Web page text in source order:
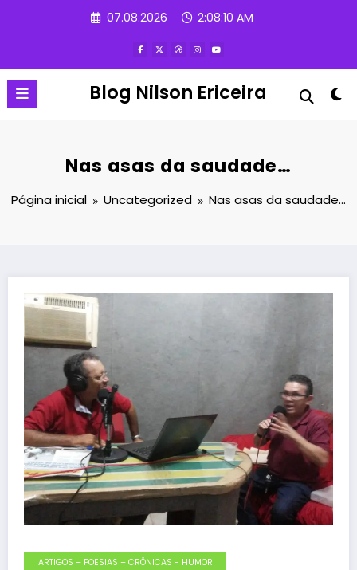
07.08.2026 2:08:11 AM
Blog Nilson Ericeira
Nas asas da saudade…
Página inicial Uncategorized Nas asas da saudade…
ARTIGOS – POESIAS – CRÔNICAS - HUMOR